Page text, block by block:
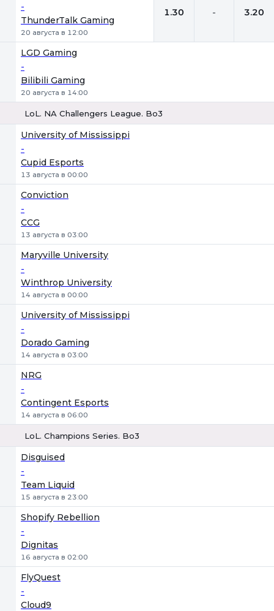
-
ThunderTalk Gaming
20 августа в 12:00
1.30 - 3.20
LGD Gaming
-
Bilibili Gaming
20 августа в 14:00
LoL. NA Challengers League. Bo3
University of Mississippi
-
Cupid Esports
13 августа в 00:00
Conviction
-
CCG
13 августа в 03:00
Maryville University
-
Winthrop University
14 августа в 00:00
University of Mississippi
-
Dorado Gaming
14 августа в 03:00
NRG
-
Contingent Esports
14 августа в 06:00
LoL. Champions Series. Bo3
Disguised
-
Team Liquid
15 августа в 23:00
Shopify Rebellion
-
Dignitas
16 августа в 02:00
FlyQuest
-
Cloud9